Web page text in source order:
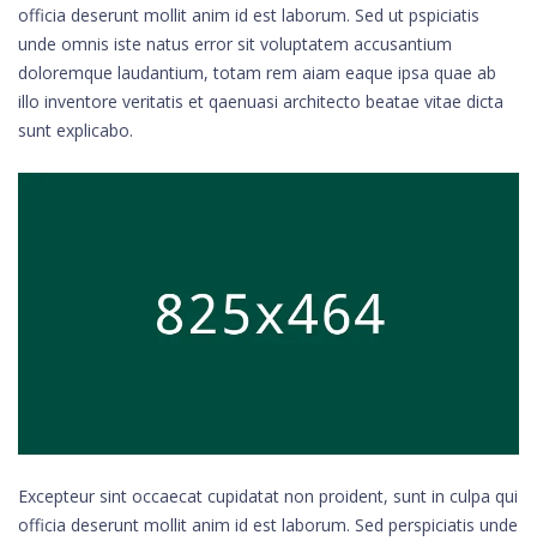
officia deserunt mollit anim id est laborum. Sed ut pspiciatis
unde omnis iste natus error sit voluptatem accusantium
doloremque laudantium, totam rem aiam eaque ipsa quae ab
illo inventore veritatis et qaenuasi architecto beatae vitae dicta
sunt explicabo.
Excepteur sint occaecat cupidatat non proident, sunt in culpa qui
officia deserunt mollit anim id est laborum. Sed perspiciatis unde